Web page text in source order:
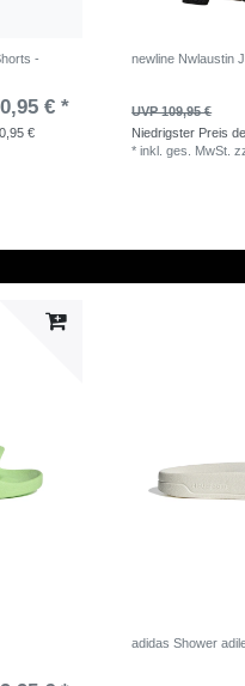
-
€ *
€
newline Nwlaustin
UVP 109,95 €
Niedrigster Preis
*inkl. ges. MwSt.
adidas Shower